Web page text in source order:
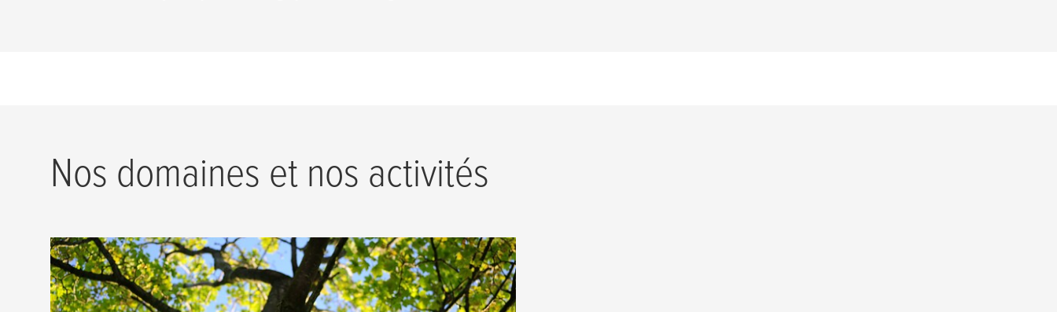
Nos domaines et nos activités
Environnement
En tant qu’entreprise de l’industrie chimique, nous sommes